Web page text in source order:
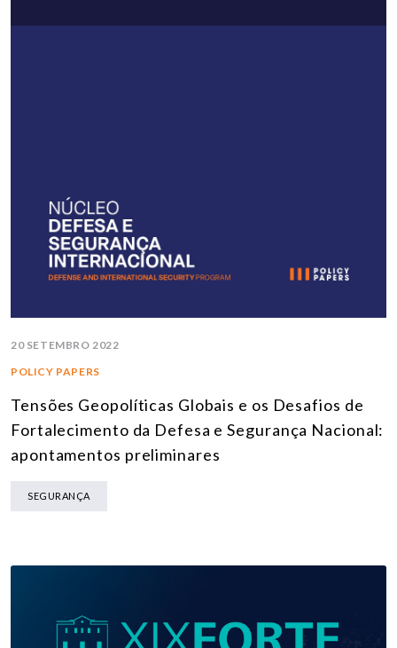
20 SETEMBRO 2022
POLICY PAPERS
Tensões Geopolíticas Globais e os Desafios de
Fortalecimento da Defesa e Segurança Nacional:
apontamentos preliminares
SEGURANÇA